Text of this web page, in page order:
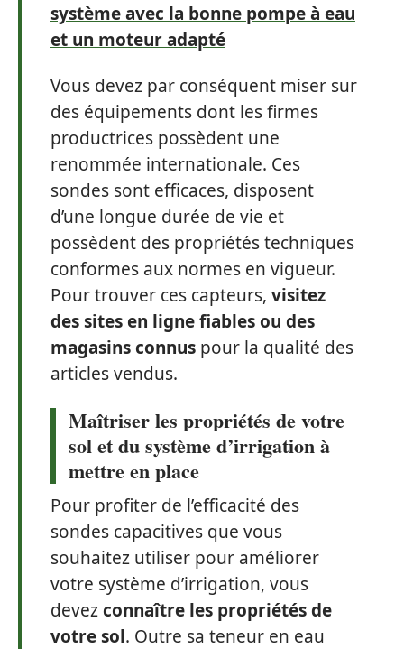
système avec la bonne pompe à eau
et un moteur adapté
Vous devez par conséquent miser sur
des équipements dont les firmes
productrices possèdent une
renommée internationale. Ces
sondes sont efficaces, disposent
d’une longue durée de vie et
possèdent des propriétés techniques
conformes aux normes en vigueur.
Pour trouver ces capteurs, visitez
des sites en ligne fiables ou des
magasins connus pour la qualité des
articles vendus.
Maîtriser les propriétés de votre
sol et du système d’irrigation à
mettre en place
Pour profiter de l’efficacité des
sondes capacitives que vous
souhaitez utiliser pour améliorer
votre système d’irrigation, vous
devezconnaître les propriétés de
votre sol. Outre sa teneur en eau